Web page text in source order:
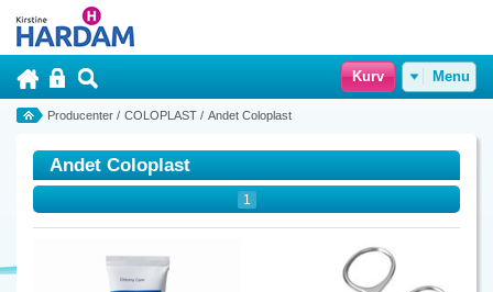
Kurv Menu
Producenter / COLOPLAST / Andet Coloplast
Andet Coloplast
1